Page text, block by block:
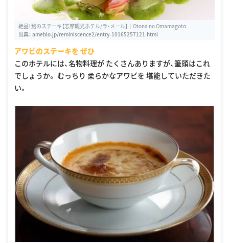
絶品！鮑のステーキ【志摩観光ホテル/ラ・メール】｜Otona no Omamagoto
出典： ameblo.jp/reminiscence2/entry-10165257121.html
アワビのステーキを ぜひ
このホテルには、名物料理が たくさんありますが、筆頭はこれ
でしょうか。 むっちり 柔らかなアワビを 堪能していただきた
い。